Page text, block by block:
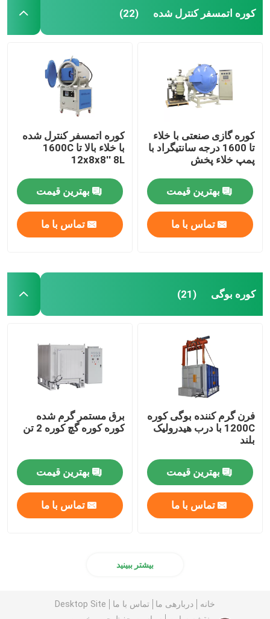
کوره اتمسفر کنترل شده (22)
کوره گازی صنعتی با خلاء
تا 1600 درجه سانتیگراد با
پمپ خلاء پخش
بهترین قیمت
تماس با ما
کوره اتمسفر کنترل شده
با خلاء بالا تا 1600C
12x8x8′′ 8L
بهترین قیمت
تماس با ما
کوره بوگی (21)
فرن گرم کننده بوگی کوره
1200C با درب هیدرولیک
بلند
بهترین قیمت
تماس با ما
برق مستمر گرم شده
کوره کوره گچ کوره 2 تن
بهترین قیمت
تماس با ما
بیشتر ببینید
خانه دربارهی ما تماس با ما
Desktop Site